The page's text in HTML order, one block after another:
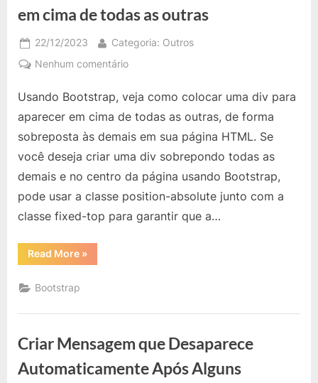
em cima de todas as outras
Posted
on
22/12/2023 By
Categoria: Outros
Nenhum comentárioem
Colocar
Div
Aparecer
em
cima
de
as
Usando Bootstrap, veja como colocar uma div para
aparecer em cima de todas as outras, de forma
sobreposta às demais em sua página HTML. Se
você deseja criar uma div sobrepondo todas as
demais e no centro da página usando Bootstrap,
pode usar a classe position-absolute junto com a
classe fixed-top para garantir que a…
Read More“Bootstrap:
Colocar
Aparecer
cima
as
outras”
»
Bootstrap
Criar Mensagem que Desaparece
Automaticamente Após Alguns